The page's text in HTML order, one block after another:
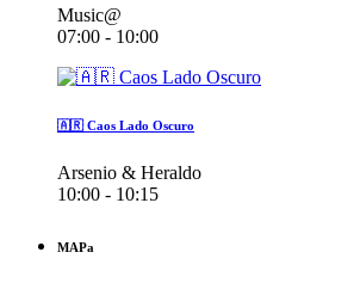
Music@
07:00 - 10:00
🇦🇷 Caos Lado Oscuro
Arsenio & Heraldo
10:00 - 10:15
MAPa